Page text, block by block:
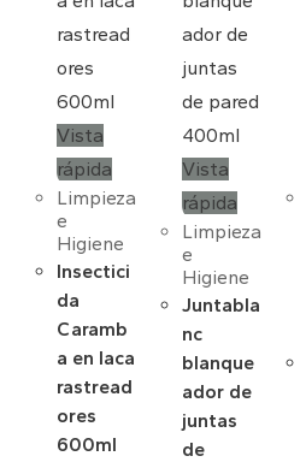
Vista
rápida
Limpieza
e
Higiene
Insectici
da
Caramb
a en laca
rastread
ores
600ml
Vista
rápida
Limpieza
e
Higiene
Juntabla
nc
blanque
ador de
juntas
de